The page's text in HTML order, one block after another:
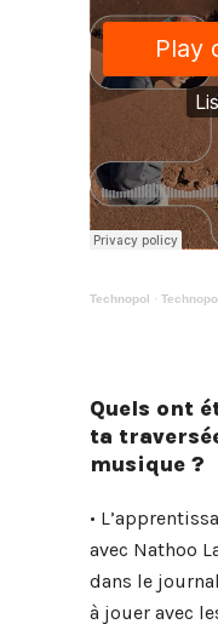
Technopol ·
Quels ont
ta
musique ?
•
avec Nathoo
dans le
à jouer avec